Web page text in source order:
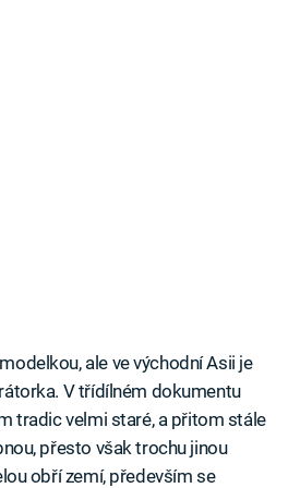
ale ve východní Asii je
V třídílném dokumentu
tradic velmi staré, a přitom stále
přesto však trochu jinou
obří zemí, především se